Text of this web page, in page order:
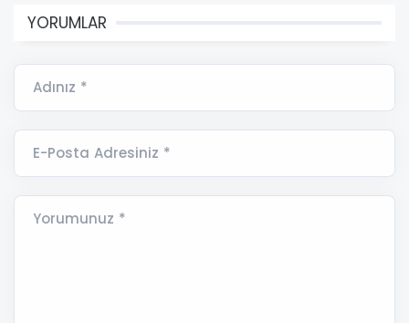
YORUMLAR
Adınız *
E-Posta Adresiniz *
Yorumunuz *